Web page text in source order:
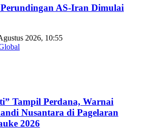
AS-Iran Dimulai
2026, 10:55
Tampil Perdana, Warnai
Nusantara di Pagelaran
2026